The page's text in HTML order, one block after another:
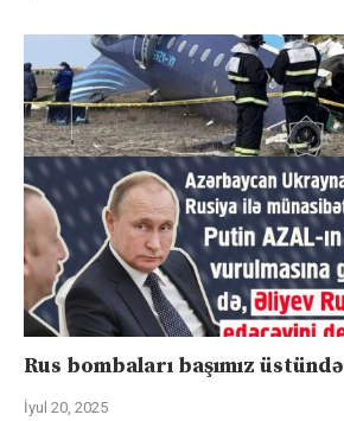
Rus bombaları başımız üstündə
İyul 20, 2025